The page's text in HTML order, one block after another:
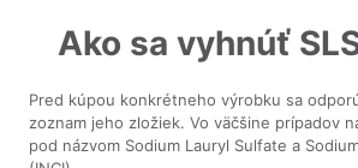
Ako sa vyhnúť
Pred kúpou konkrétneho výrobku sa
zoznam jeho zložiek. Vo väčšine prípadov
pod názvom Sodium Lauryl Sulfate a